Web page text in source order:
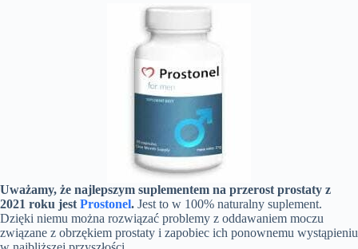
Uważamy, że najlepszym suplementem na przerost prostaty z
2021 roku jest Prostonel. Jest to w 100% naturalny suplement.
Dzięki niemu można rozwiązać problemy z oddawaniem moczu
związane z obrzękiem prostaty i zapobiec ich ponownemu wystąpieniu